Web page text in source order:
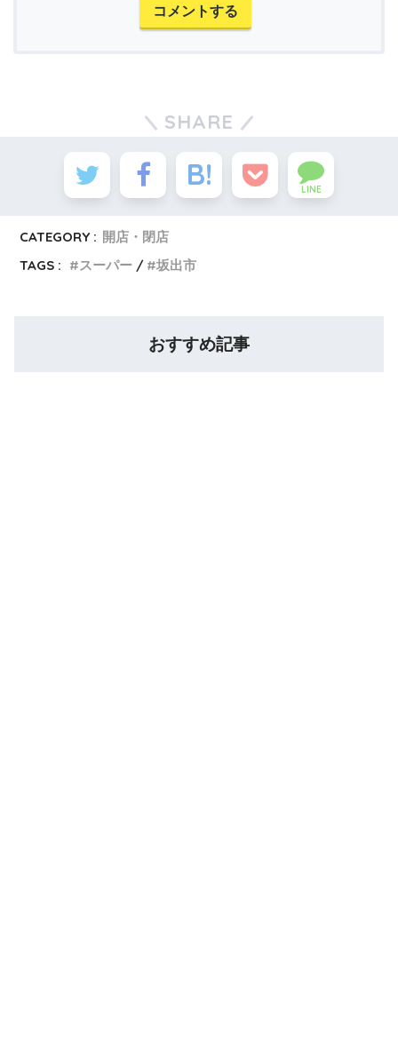
コメントする
SHARE
LINE
CATEGORY : 開店・閉店
TAGS :
スーパー 坂出市
おすすめ記事